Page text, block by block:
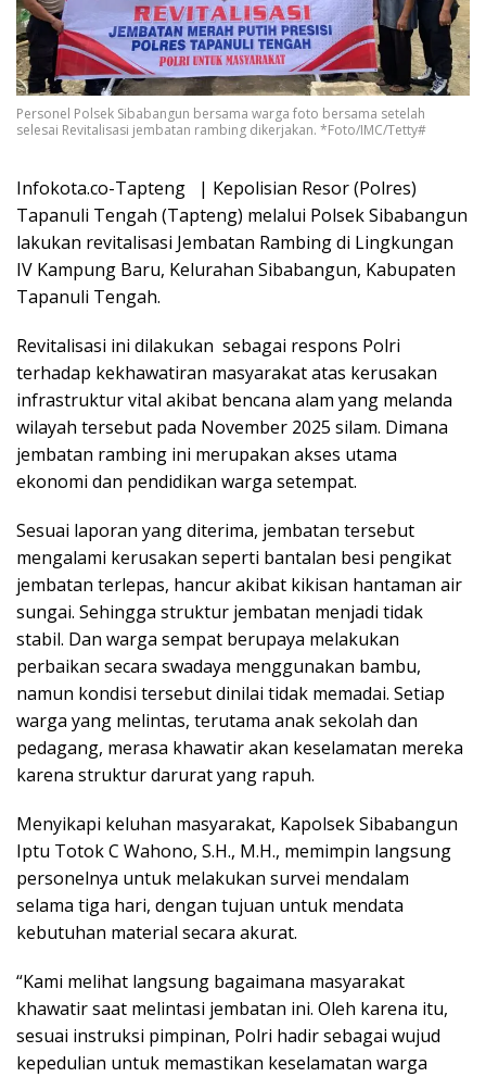
Personel Polsek Sibabangun bersama warga foto bersama setelah
selesai Revitalisasi jembatan rambing dikerjakan. *Foto/IMC/Tetty#
Infokota.co-Tapteng | Kepolisian Resor (Polres)
Tapanuli Tengah (Tapteng) melalui Polsek Sibabangun
lakukan revitalisasi Jembatan Rambing di Lingkungan
IV Kampung Baru, Kelurahan Sibabangun, Kabupaten
Tapanuli Tengah.
Revitalisasi ini dilakukan sebagai respons Polri
terhadap kekhawatiran masyarakat atas kerusakan
infrastruktur vital akibat bencana alam yang melanda
wilayah tersebut pada November 2025 silam. Dimana
jembatan rambing ini merupakan akses utama
ekonomi dan pendidikan warga setempat.
Sesuai laporan yang diterima, jembatan tersebut
mengalami kerusakan seperti bantalan besi pengikat
jembatan terlepas, hancur akibat kikisan hantaman air
sungai. Sehingga struktur jembatan menjadi tidak
stabil. Dan warga sempat berupaya melakukan
perbaikan secara swadaya menggunakan bambu,
namun kondisi tersebut dinilai tidak memadai. Setiap
warga yang melintas, terutama anak sekolah dan
pedagang, merasa khawatir akan keselamatan mereka
karena struktur darurat yang rapuh.
Menyikapi keluhan masyarakat, Kapolsek Sibabangun
Iptu Totok C Wahono, S.H., M.H., memimpin langsung
personelnya untuk melakukan survei mendalam
selama tiga hari, dengan tujuan untuk mendata
kebutuhan material secara akurat.
“Kami melihat langsung bagaimana masyarakat
khawatir saat melintasi jembatan ini. Oleh karena itu,
sesuai instruksi pimpinan, Polri hadir sebagai wujud
kepedulian untuk memastikan keselamatan warga